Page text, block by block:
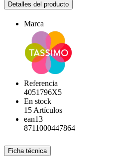
Detalles del producto
Marca
Referencia
4051796X5
En stock
15 Artículos
ean13
8711000447864
Ficha técnica